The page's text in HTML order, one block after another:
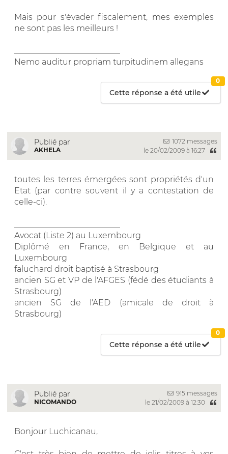
Mais pour s'évader fiscalement, mes exemples
ne sont pas les meilleurs !
Nemo auditur propriam turpitudinem allegans
Cette réponse a été utile
0
Publié par
AKHELA
1072 messages
le 20/02/2009 à 16:27
toutes les terres émergées sont propriétés d'un
Etat (par contre souvent il y a contestation de
celle-ci).
Avocat (Liste 2) au Luxembourg
Diplômé en France, en Belgique et au
Luxembourg
faluchard droit baptisé à Strasbourg
ancien SG et VP de l'AFGES (fédé des étudiants à
Strasbourg)
ancien SG de l'AED (amicale de droit à
Strasbourg)
Cette réponse a été utile
0
Publié par
NICOMANDO
915 messages
le 21/02/2009 à 12:30
Bonjour Luchicanau,